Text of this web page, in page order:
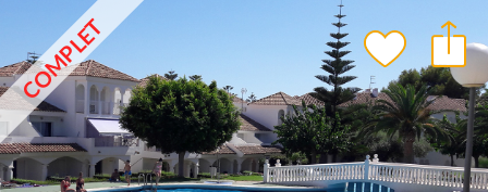
CAMPAGNE
MER
MONTAGNE
VILLES
ENVIE D'AILLEURS
BLOG
BROCHURES
NEWSLETTER
COMPLET